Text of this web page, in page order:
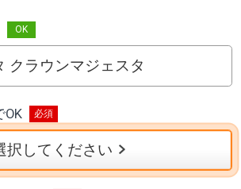
クラウンマジェスタ
OK
択してください